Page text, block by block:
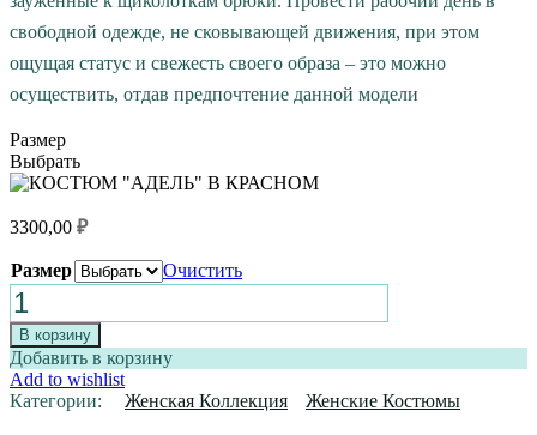
свободной одежде, не сковывающей движения, при этом
ощущая статус и свежесть своего образа – это можно
осуществить, отдав предпочтение данной модели
Размер
Выбрать
3300,00 ₽
Размер
Очистить
Количество
товара
КОСТЮМ
"АДЕЛЬ"
В
КРАСНОМ
В корзину
Добавить в корзину
Add to wishlist
Категории:
Женская Коллекция Женские Костюмы